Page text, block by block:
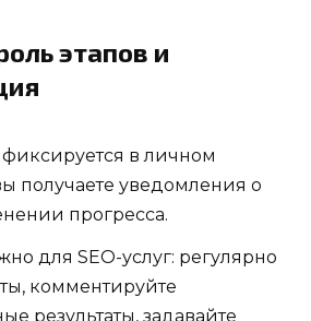
этапов и
фиксируется в личном
получаете уведомления о
прогресса.
для SEO-услуг: регулярно
комментируйте
результаты, задавайте